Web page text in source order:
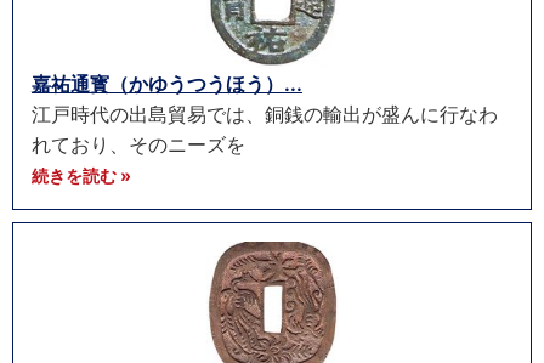
嘉祐通寳（かゆうつうほう）...
江戸時代の出島貿易では、銅銭の輸出が盛んに行なわ
れており、そのニーズを
続きを読む »